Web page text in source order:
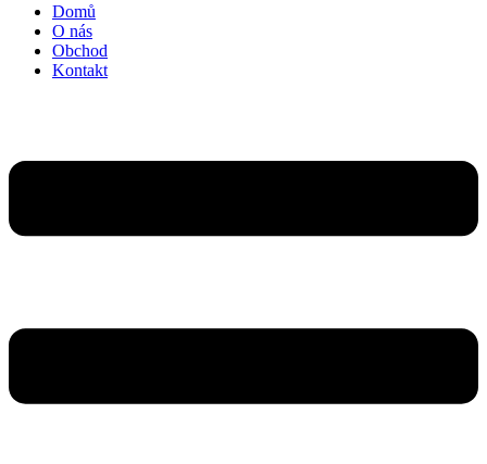
Domů
O nás
Obchod
Kontakt